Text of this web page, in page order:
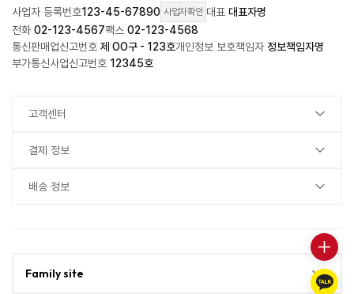
사업자 등록번호123-45-67890 사업자확인 대표 대표자명
전화 02-123-4567팩스 02-123-4568
통신판매업신고번호 제 OO구 - 123호개인정보 보호책임자 정보책임자명
부가통신사업신고번호 12345호
고객센터
결제 정보
배송 정보
Family site